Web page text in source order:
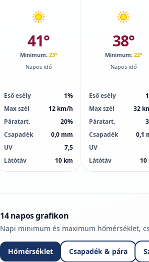
41°
Minimum: 23°
Napos idő
Eső esély
1%
Max szél
12 km/h
Páratart.
20%
Csapadék
0,0 mm
UV
7,5
Látótáv
10 km
38°
Minimum: 22°
Napos idő
Eső esély
Max szél
32
Páratart.
Csapadék
0,1
UV
Látótáv
10
14 napos grafikon
Napi minimum és maximum hőmérséklet,
Hőmérséklet Csapadék & pára